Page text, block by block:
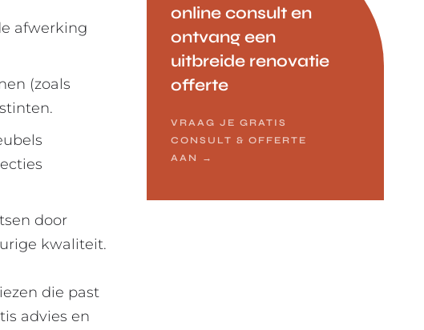
afwerking
(zoals
door
kwaliteit.
die past
advies en
online consult en
ontvang een
uitbreide renovatie
offerte
VRAAG JE GRATIS
CONSULT & OFFERTE
AAN
→